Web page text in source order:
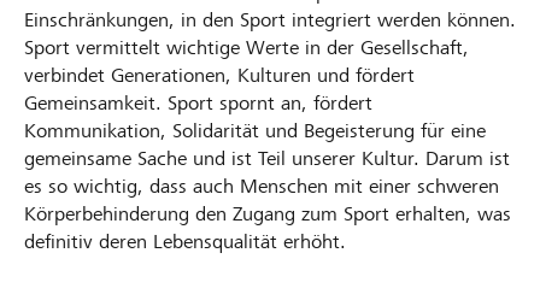
Einschränkungen, in den Sport integriert werden können.
Sport vermittelt wichtige Werte in der Gesellschaft,
verbindet Generationen, Kulturen und fördert
Gemeinsamkeit. Sport spornt an, fördert
Kommunikation, Solidarität und Begeisterung für eine
gemeinsame Sache und ist Teil unserer Kultur. Darum ist
es so wichtig, dass auch Menschen mit einer schweren
Körperbehinderung den Zugang zum Sport erhalten, was
definitiv deren Lebensqualität erhöht.